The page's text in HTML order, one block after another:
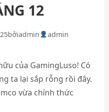
12
bởiadmin
admin
của GamingLuso! Có
ta lại sắp rỗng rồi đây.
vừa chính thức